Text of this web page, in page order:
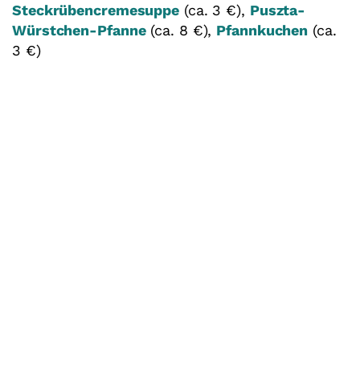
Steckrübencremesuppe (ca. 3 €), Puszta-
Würstchen-Pfanne(ca. 8 €), Pfannkuchen (ca.
3 €)